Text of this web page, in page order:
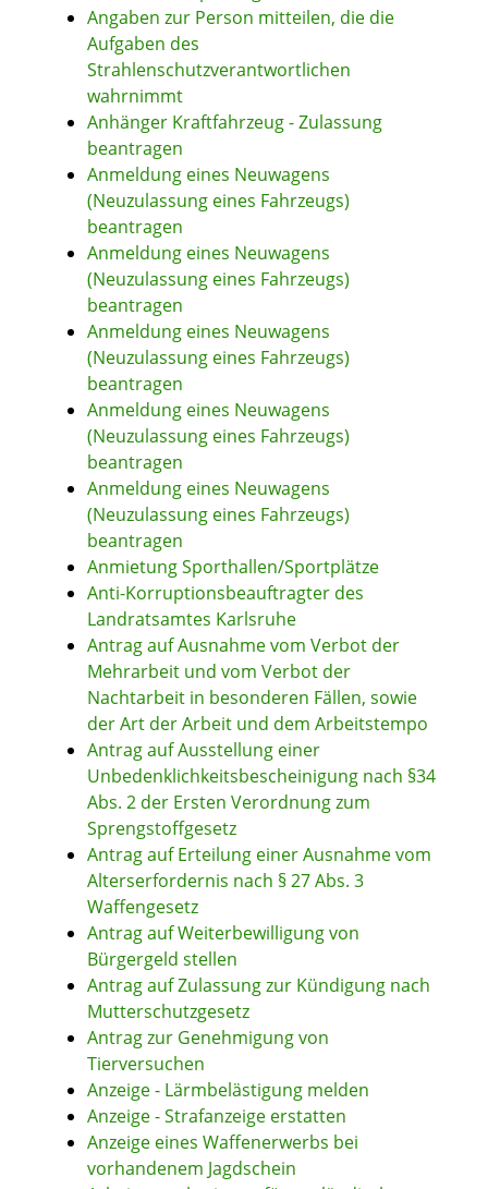
Angaben zur Person mitteilen, die die
Aufgaben des
Strahlenschutzverantwortlichen
wahrnimmt
Anhänger Kraftfahrzeug - Zulassung
beantragen
Anmeldung eines Neuwagens
(Neuzulassung eines Fahrzeugs)
beantragen
Anmeldung eines Neuwagens
(Neuzulassung eines Fahrzeugs)
beantragen
Anmeldung eines Neuwagens
(Neuzulassung eines Fahrzeugs)
beantragen
Anmeldung eines Neuwagens
(Neuzulassung eines Fahrzeugs)
beantragen
Anmeldung eines Neuwagens
(Neuzulassung eines Fahrzeugs)
beantragen
Anmietung Sporthallen/Sportplätze
Anti-Korruptionsbeauftragter des
Landratsamtes Karlsruhe
Antrag auf Ausnahme vom Verbot der
Mehrarbeit und vom Verbot der
Nachtarbeit in besonderen Fällen, sowie
der Art der Arbeit und dem Arbeitstempo
Antrag auf Ausstellung einer
Unbedenklichkeitsbescheinigung nach §34
Abs. 2 der Ersten Verordnung zum
Sprengstoffgesetz
Antrag auf Erteilung einer Ausnahme vom
Alterserfordernis nach § 27 Abs. 3
Waffengesetz
Antrag auf Weiterbewilligung von
Bürgergeld stellen
Antrag auf Zulassung zur Kündigung nach
Mutterschutzgesetz
Antrag zur Genehmigung von
Tierversuchen
Anzeige - Lärmbelästigung melden
Anzeige - Strafanzeige erstatten
Anzeige eines Waffenerwerbs bei
vorhandenem Jagdschein